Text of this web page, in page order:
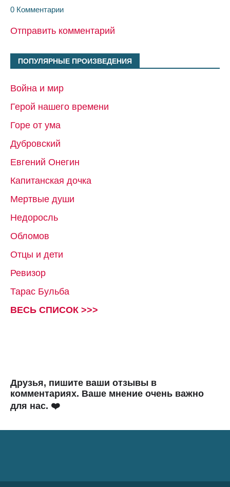
0 Комментарии
Отправить комментарий
ПОПУЛЯРНЫЕ ПРОИЗВЕДЕНИЯ
Война и мир
Герой нашего времени
Горе от ума
Дубровский
Евгений Онегин
Капитанская дочка
Мертвые души
Недоросль
Обломов
Отцы и дети
Ревизор
Тарас Бульба
ВЕСЬ СПИСОК >>>
Друзья, пишите ваши отзывы в
комментариях. Ваше мнение очень важно
для нас. ❤️